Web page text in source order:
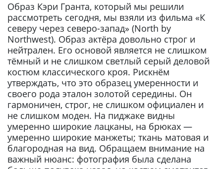
Образ Кэри Гранта, который мы решили
рассмотреть сегодня, мы взяли из фильма «К
северу через северо-запад» (North by
Northwest). Образ актёра довольно строг и
нейтрален. Его основой является не слишком
тёмный и не слишком светлый серый деловой
костюм классического кроя. Рискнём
утверждать, что это образец умеренности и
своего рода эталон золотой середины. Он
гармоничен, строг, не слишком официален и
не слишком моден. На пиджаке видны
умеренно широкие лацканы, на брюках —
умеренно широкие манжеты; ткань матовая и
благородная на вид. Обращаем внимание на
важный нюанс: фотография была сделана